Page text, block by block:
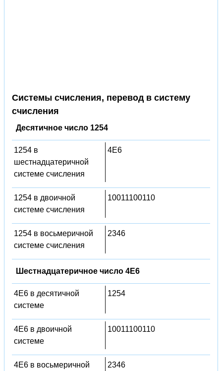
Системы счисления, перевод в систему
счисления
Десятичное число 1254
1254 в
шестнадцатеричной
системе счисления
4E6
1254 в двоичной
системе счисления
10011100110
1254 в восьмеричной
системе счисления
2346
Шестнадцатеричное число 4E6
4E6 в десятичной
системе
1254
4E6 в двоичной
системе
10011100110
4E6 в восьмеричной
2346